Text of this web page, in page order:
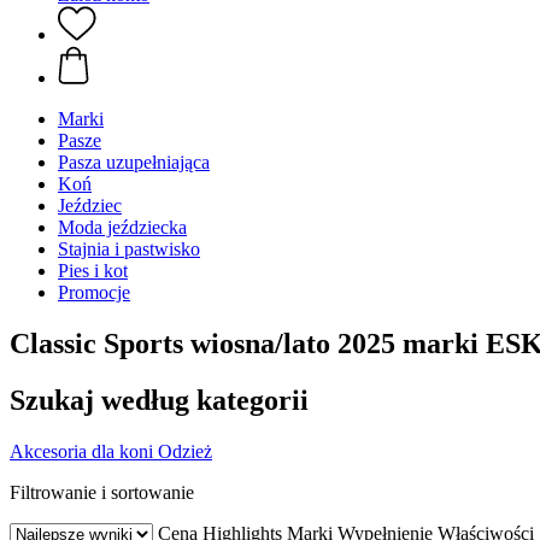
Marki
Pasze
Pasza uzupełniająca
Koń
Jeździec
Moda jeździecka
Stajnia i pastwisko
Pies i kot
Promocje
Classic Sports wiosna/lato 2025 marki
Szukaj według kategorii
Akcesoria dla koni Odzież
Filtrowanie i sortowanie
Cena Highlights Marki Wypełnienie Właściwości